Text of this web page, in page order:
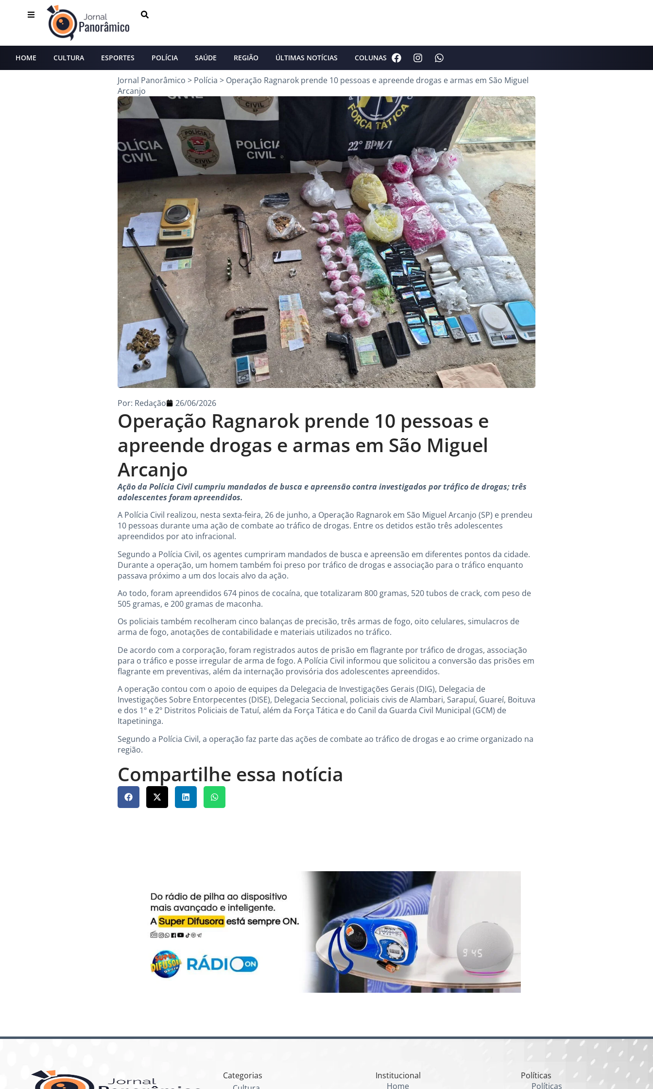
HOME CULTURA ESPORTES POLÍCIA SAÚDE REGIÃO ÚLTIMAS NOTÍCIAS COLUNAS
Jornal Panorâmico > Polícia > Operação Ragnarok prende 10 pessoas e apreende drogas e armas em São Miguel
Arcanjo
Operação Ragnarok prende 10 pessoas e
apreende drogas e armas em São Miguel
Arcanjo
Por: Redação 26/06/2026
Ação da Polícia Civil cumpriu mandados de busca e apreensão contra investigados por tráfico de drogas; três
adolescentes foram apreendidos.
A Polícia Civil realizou, nesta sexta-feira, 26 de junho, a Operação Ragnarok em São Miguel Arcanjo (SP) e prendeu
10 pessoas durante uma ação de combate ao tráfico de drogas. Entre os detidos estão três adolescentes
apreendidos por ato infracional.
Segundo a Polícia Civil, os agentes cumpriram mandados de busca e apreensão em diferentes pontos da cidade.
Durante a operação, um homem também foi preso por tráfico de drogas e associação para o tráfico enquanto
passava próximo a um dos locais alvo da ação.
Ao todo, foram apreendidos 674 pinos de cocaína, que totalizaram 800 gramas, 520 tubos de crack, com peso de
505 gramas, e 200 gramas de maconha.
Os policiais também recolheram cinco balanças de precisão, três armas de fogo, oito celulares, simulacros de
arma de fogo, anotações de contabilidade e materiais utilizados no tráfico.
De acordo com a corporação, foram registrados autos de prisão em flagrante por tráfico de drogas, associação
para o tráfico e posse irregular de arma de fogo. A Polícia Civil informou que solicitou a conversão das prisões em
flagrante em preventivas, além da internação provisória dos adolescentes apreendidos.
A operação contou com o apoio de equipes da Delegacia de Investigações Gerais (DIG), Delegacia de
Investigações Sobre Entorpecentes (DISE), Delegacia Seccional, policiais civis de Alambari, Sarapuí, Guareí, Boituva
e dos 1º e 2º Distritos Policiais de Tatuí, além da Força Tática e do Canil da Guarda Civil Municipal (GCM) de
Itapetininga.
Segundo a Polícia Civil, a operação faz parte das ações de combate ao tráfico de drogas e ao crime organizado na
região.
Compartilhe essa notícia
Categorias
Institucional
Home
Políticas
Políticas